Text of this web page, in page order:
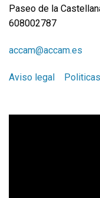
Paseo de la
608002787
accam@accam.es
Aviso legal